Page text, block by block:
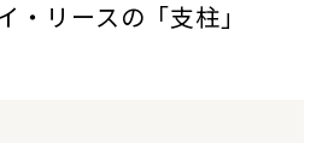
・リースの「支柱」